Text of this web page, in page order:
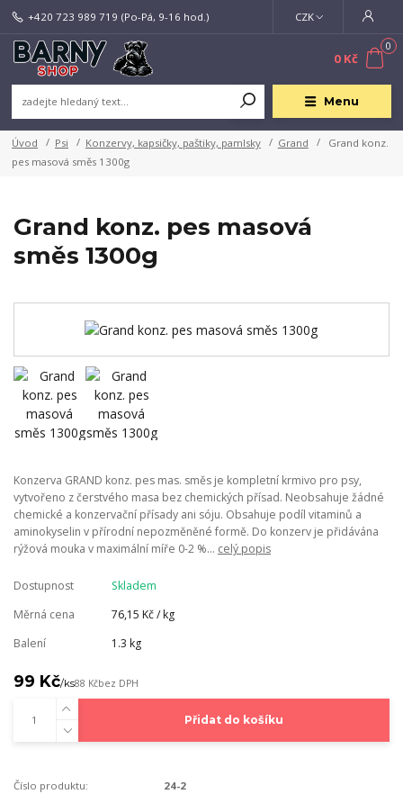
Menu
CZK
+420 723 989 719 (Po-Pá, 9-16 hod.)
0
0 Kč
Úvod Psi Konzervy, kapsičky, paštiky, pamlsky Grand
Grand konz.
pes masová směs 1300g
Grand konz. pes masová
směs 1300g
Konzerva GRAND konz. pes mas. směs je kompletní krmivo pro psy,
vytvořeno z čerstvého masa bez chemických přísad. Neobsahuje žádné
chemické a konzervační přísady ani sóju. Obsahuje podíl vitaminů a
aminokyselin v přírodní nepozměněné formě. Do konzerv je přidávána
rýžová mouka v maximální míře 0-2 %... celý popis
Dostupnost
Skladem
Měrná cena
76,15 Kč / kg
Balení
1.3 kg
99 Kč/ks88 Kčbez DPH
Přidat do košíku
Číslo produktu:
24-2